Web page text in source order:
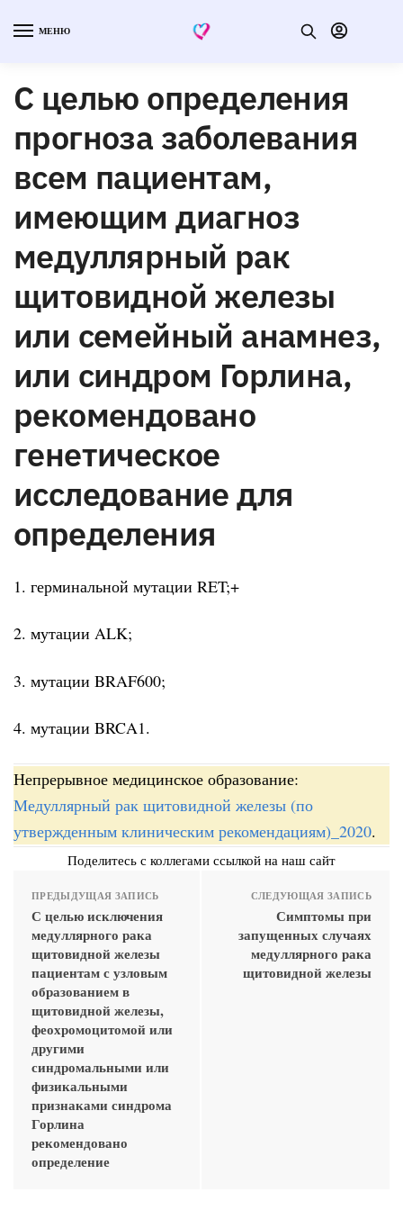
МЕНЮ
С целью определения
прогноза заболевания
всем пациентам,
имеющим диагноз
медуллярный рак
щитовидной железы
или семейный анамнез,
или синдром Горлина,
рекомендовано
генетическое
исследование для
определения
1. герминальной мутации RET;+
2. мутации ALK;
3. мутации BRAF600;
4. мутации BRCA1.
Непрерывное медицинское образование:
Медуллярный рак щитовидной железы (по
утвержденным клиническим рекомендациям)_2020.
Поделитесь с коллегами ссылкой на наш сайт
ПРЕДЫДУЩАЯ ЗАПИСЬ
С целью исключения
медуллярного рака
щитовидной железы
пациентам с узловым
образованием в
щитовидной железы,
феохромоцитомой или
другими
синдромальными или
физикальными
признаками синдрома
Горлина
рекомендовано
определение
СЛЕДУЮЩАЯ ЗАПИСЬ
Симптомы при
запущенных случаях
медуллярного рака
щитовидной железы